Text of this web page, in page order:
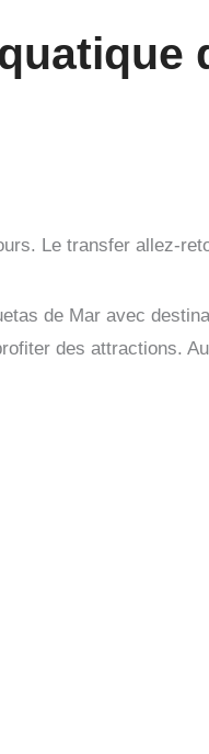
Le transfer allez-
de Mar avec
des attractions.